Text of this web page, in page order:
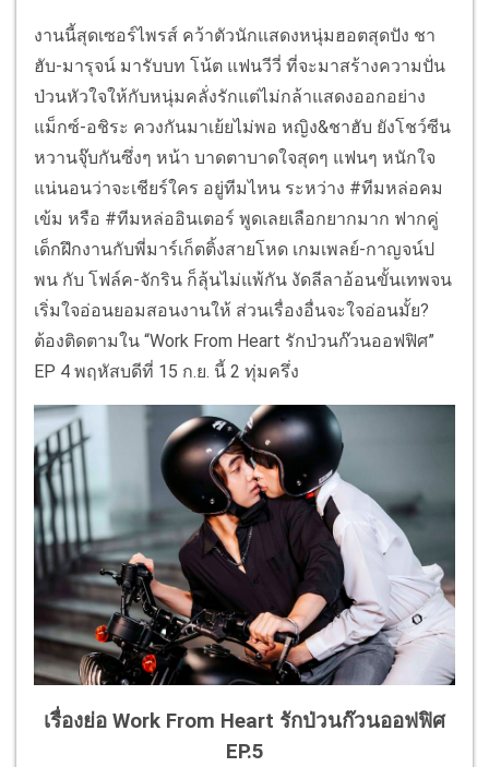
งานนี้สุดเซอร์ไพรส์ คว้าตัวนักแสดงหนุ่มฮอตสุดปัง ชา
ฮับ-มารุจน์ มารับบท โน้ต แฟนวีวี่ ที่จะมาสร้างความปั่น
ป่วนหัวใจให้กับหนุ่มคลั่งรักแต่ไม่กล้าแสดงออกอย่าง
แม็กซ์-อชิระ ควงกันมาเย้ยไม่พอ หญิง&ชาฮับ ยังโชว์ซีน
หวานจุ๊บกันซึ่งๆ หน้า บาดตาบาดใจสุดๆ แฟนๆ หนักใจ
แน่นอนว่าจะเชียร์ใคร อยู่ทีมไหน ระหว่าง #ทีมหล่อคม
เข้ม หรือ #ทีมหล่ออินเตอร์ พูดเลยเลือกยากมาก ฟากคู่
เด็กฝึกงานกับพี่มาร์เก็ตติ้งสายโหด เกมเพลย์-กาญจน์ป
พน กับ โฟล์ค-จักริน ก็ลุ้นไม่แพ้กัน งัดลีลาอ้อนขั้นเทพจน
เริ่มใจอ่อนยอมสอนงานให้ ส่วนเรื่องอื่นจะใจอ่อนมั้ย?
ต้องติดตามใน “Work From Heart รักป่วนก๊วนออฟฟิศ”
EP 4 พฤหัสบดีที่ 15 ก.ย. นี้ 2 ทุ่มครึ่ง
เรื่องย่อ Work From Heart รักป่วนก๊วนออฟฟิศ
EP.5